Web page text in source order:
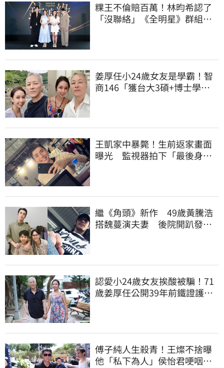
粿王不倫賠百萬！林昀希認了
「沒聯絡」《全明星》群組現
姜厚任小24歲女友是學霸！智
商146「獲台大3碩+博士學
王凱家中暴斃！生前返家畫面
曝光 監視器拍下「最後身
繼《角頭》新作 49歲黃騰浩
搭魏蔓演夫妻 後院開趴發起
認愛小24歲女友挨酸被騙！71
歲姜厚任公開39年前鐵證護
傅子純人生殺青！王燦不捨曝
他「私下為人」侯怡君哽咽告